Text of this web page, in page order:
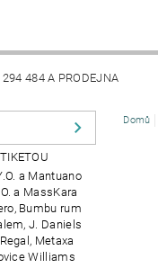
484 A PRODEJNA
a Mantuano
a MassKara
Bumbu rum
J. Daniels
Metaxa
Williams
Domů